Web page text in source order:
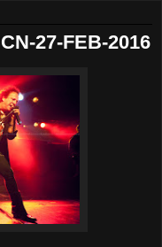
27-FEB-2016